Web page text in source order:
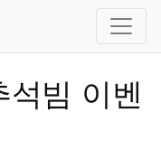
석빔 이벤